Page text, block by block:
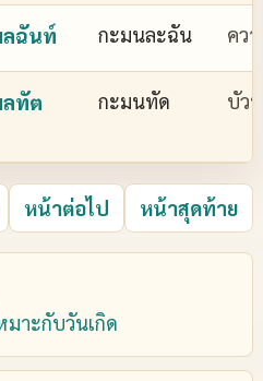
ฉันท์ กะมนละฉัน คว
ทัต กะมนทัด บัว
หน้าต่อไป หน้าสุดท้าย
าะกับวันเกิด